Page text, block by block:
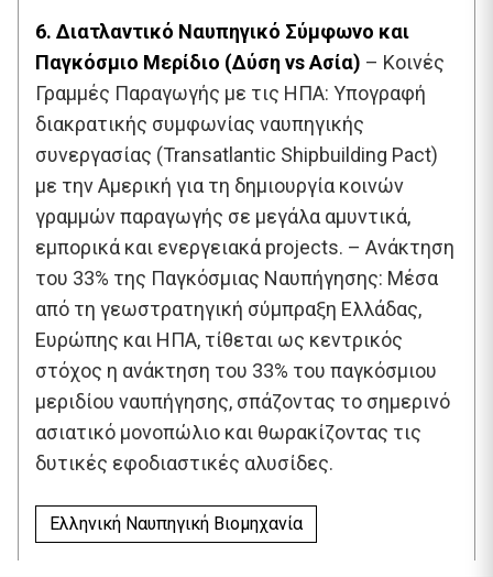
6. Διατλαντικό Ναυπηγικό Σύμφωνο και
Παγκόσμιο Μερίδιο (Δύση vs Ασία) – Κοινές
Γραμμές Παραγωγής με τις ΗΠΑ: Υπογραφή
διακρατικής συμφωνίας ναυπηγικής
συνεργασίας (Transatlantic Shipbuilding Pact)
με την Αμερική για τη δημιουργία κοινών
γραμμών παραγωγής σε μεγάλα αμυντικά,
εμπορικά και ενεργειακά projects. – Ανάκτηση
του 33% της Παγκόσμιας Ναυπήγησης: Μέσα
από τη γεωστρατηγική σύμπραξη Ελλάδας,
Ευρώπης και ΗΠΑ, τίθεται ως κεντρικός
στόχος η ανάκτηση του 33% του παγκόσμιου
μεριδίου ναυπήγησης, σπάζοντας το σημερινό
ασιατικό μονοπώλιο και θωρακίζοντας τις
δυτικές εφοδιαστικές αλυσίδες.
Ελληνική Ναυπηγική Βιομηχανία